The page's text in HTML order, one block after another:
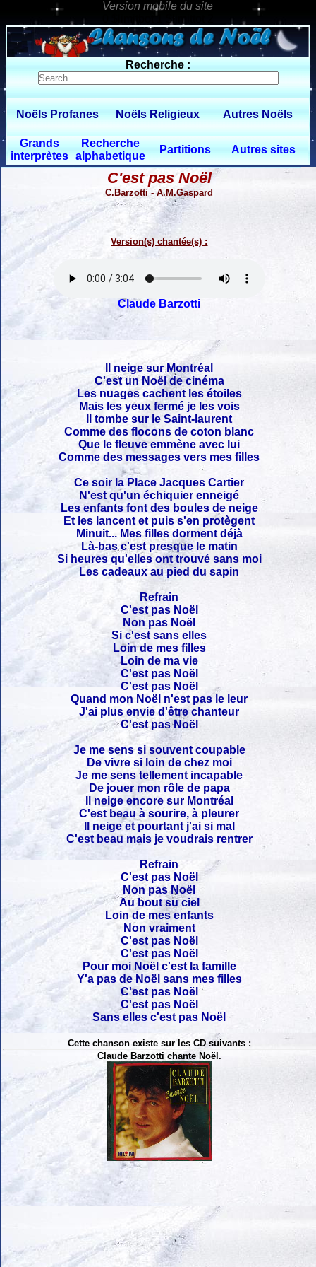
0 $limitbot 1 $limittot 2
Recherche :
Noëls Profanes Noëls Religieux Autres Noëls
Grands
interprètes
Recherche
alphabetique
Partitions Autres sites
C'est pas Noël
C.Barzotti - A.M.Gaspard
Version(s) chantée(s) :
Claude Barzotti
Il neige sur Montréal
C'est un Noël de cinéma
Les nuages cachent les étoiles
Mais les yeux fermé je les vois
Il tombe sur le Saint-laurent
Comme des flocons de coton blanc
Que le fleuve emmène avec lui
Comme des messages vers mes filles
Ce soir la Place Jacques Cartier
N'est qu'un échiquier enneigé
Les enfants font des boules de neige
Et les lancent et puis s'en protègent
Minuit... Mes filles dorment déjà
Là-bas c'est presque le matin
Si heures qu'elles ont trouvé sans moi
Les cadeaux au pied du sapin
Refrain
C'est pas Noël
Non pas Noël
Si c'est sans elles
Loin de mes filles
Loin de ma vie
C'est pas Noël
C'est pas Noël
Quand mon Noël n'est pas le leur
J'ai plus envie d'être chanteur
C'est pas Noël
Je me sens si souvent coupable
De vivre si loin de chez moi
Je me sens tellement incapable
De jouer mon rôle de papa
Il neige encore sur Montréal
C'est beau à sourire, à pleurer
Il neige et pourtant j'ai si mal
C'est beau mais je voudrais rentrer
Refrain
C'est pas Noël
Non pas Noël
Au bout su ciel
Loin de mes enfants
Non vraiment
C'est pas Noël
C'est pas Noël
Pour moi Noël c'est la famille
Y'a pas de Noël sans mes filles
C'est pas Noël
C'est pas Noël
Sans elles c'est pas Noël
Cette chanson existe sur les CD suivants :
Claude Barzotti chante Noël.